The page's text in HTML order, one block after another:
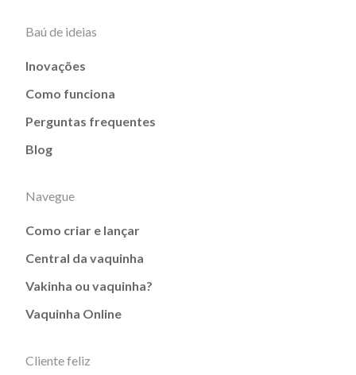
Baú de ideias
Inovações
Como funciona
Perguntas frequentes
Blog
Navegue
Como criar e lançar
Central da vaquinha
Vakinha ou vaquinha?
Vaquinha Online
Cliente feliz